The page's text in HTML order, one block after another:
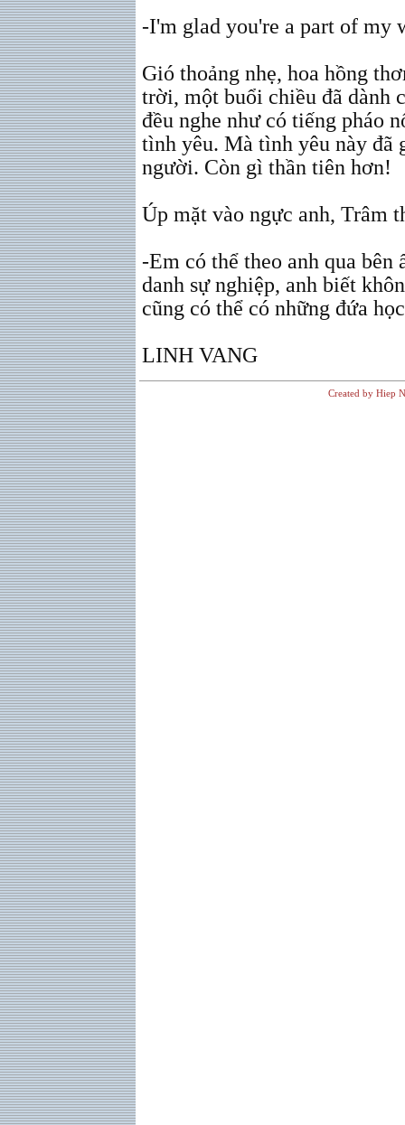
-I'm glad you're a part of my
Gió thoảng nhẹ, hoa hồng
trời, một buổi chiều đã dành
đều nghe như có tiếng pháo
tình yêu. Mà tình yêu này đã
người. Còn gì thần tiên hơn!
Úp mặt vào ngực anh, Trâm
-Em có thể theo anh qua bên
danh sự nghiệp, anh biết
cũng có thể có những đứa
LINH VANG
Created by Hiep